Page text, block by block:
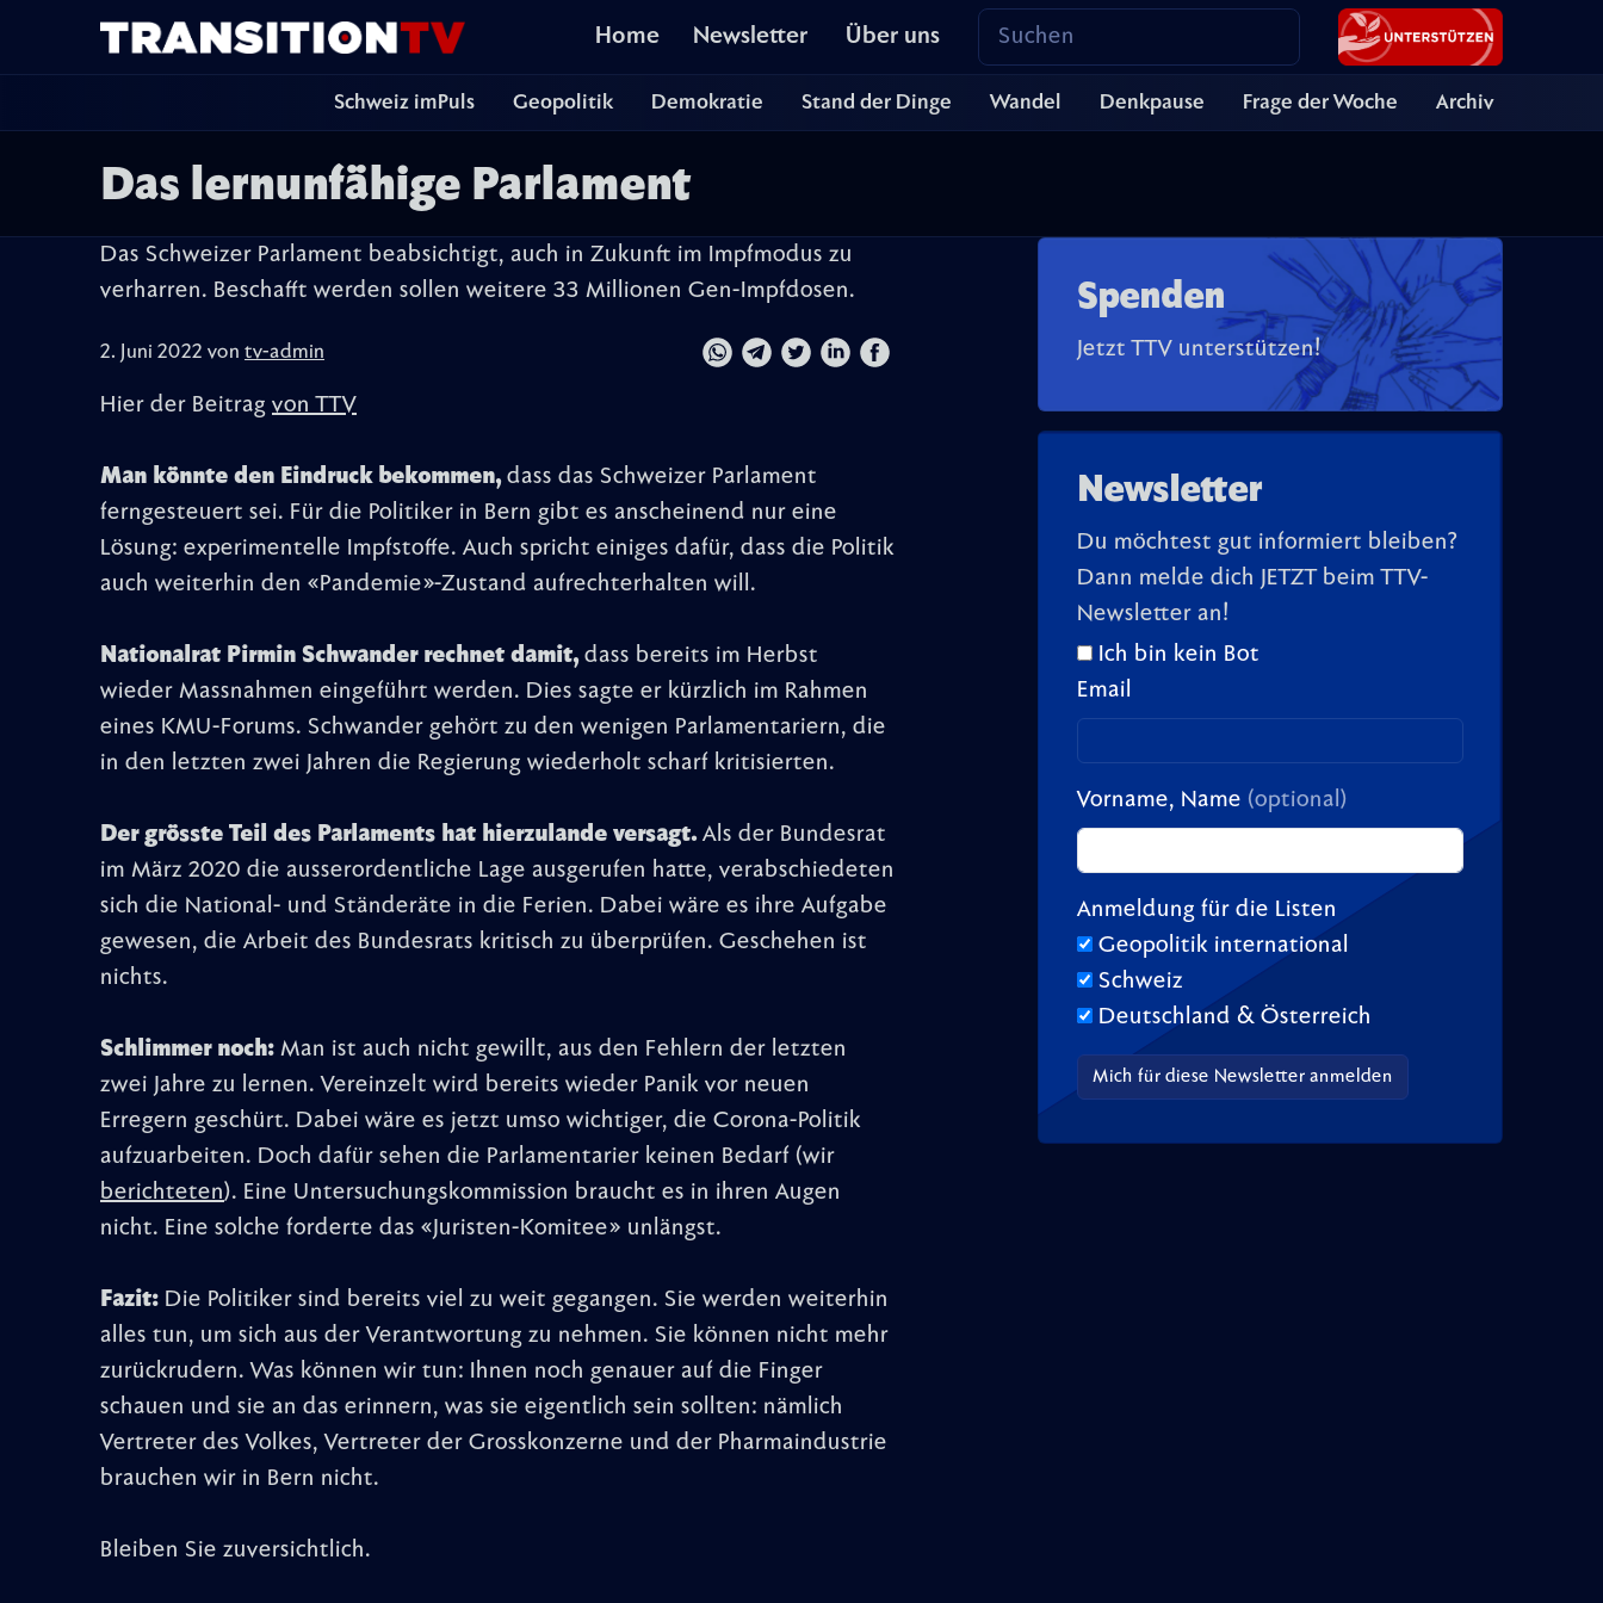
Home Newsletter Über uns
Schweiz imPuls Geopolitik Demokratie Stand der Dinge Wandel Denkpause Frage der Woche Archiv
Das lernunfähige Parlament
Das Schweizer Parlament beabsichtigt, auch in Zukunft im Impfmodus zu
verharren. Beschafft werden sollen weitere 33 Millionen Gen-Impfdosen.
2. Juni 2022 von tv-admin
Hier der Beitrag von TTV
Man könnte den Eindruck bekommen,dass das Schweizer Parlament
ferngesteuert sei. Für die Politiker in Bern gibt es anscheinend nur eine
Lösung: experimentelle Impfstoffe. Auch spricht einiges dafür, dass die Politik
auch weiterhin den «Pandemie»-Zustand aufrechterhalten will.
Nationalrat Pirmin Schwander rechnet damit,dass bereits im Herbst
wieder Massnahmen eingeführt werden. Dies sagte er kürzlich im Rahmen
eines KMU-Forums. Schwander gehört zu den wenigen Parlamentariern, die
in den letzten zwei Jahren die Regierung wiederholt scharf kritisierten.
Der grösste Teil des Parlaments hat hierzulande versagt. Als der Bundesrat
im März 2020 die ausserordentliche Lage ausgerufen hatte, verabschiedeten
sich die National- und Ständeräte in die Ferien. Dabei wäre es ihre Aufgabe
gewesen, die Arbeit des Bundesrats kritisch zu überprüfen. Geschehen ist
nichts.
Schlimmer noch: Man ist auch nicht gewillt, aus den Fehlern der letzten
zwei Jahre zu lernen. Vereinzelt wird bereits wieder Panik vor neuen
Erregern geschürt. Dabei wäre es jetzt umso wichtiger, die Corona-Politik
aufzuarbeiten. Doch dafür sehen die Parlamentarier keinen Bedarf (wir
berichteten). Eine Untersuchungskommission braucht es in ihren Augen
nicht. Eine solche forderte das «Juristen-Komitee» unlängst.
Fazit: Die Politiker sind bereits viel zu weit gegangen. Sie werden weiterhin
alles tun, um sich aus der Verantwortung zu nehmen. Sie können nicht mehr
zurückrudern. Was können wir tun: Ihnen noch genauer auf die Finger
schauen und sie an das erinnern, was sie eigentlich sein sollten: nämlich
Vertreter des Volkes, Vertreter der Grosskonzerne und der Pharmaindustrie
brauchen wir in Bern nicht.
Bleiben Sie zuversichtlich.
Spenden
Jetzt TTV unterstützen!
Newsletter
Du möchtest gut informiert bleiben?
Dann melde dich JETZT beim TTV-
Newsletter an!
Ich bin kein Bot
Email
Vorname, Name (optional)
Anmeldung für die Listen
Geopolitik international
Schweiz
Deutschland & Österreich